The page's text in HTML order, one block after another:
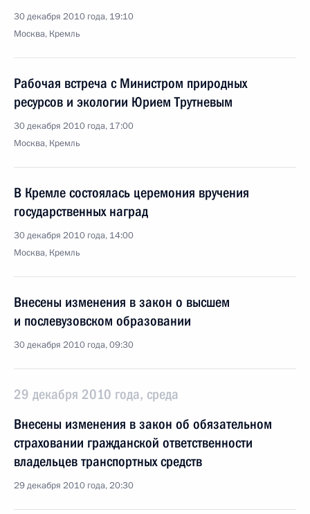
30 декабря 2010 года, 19:10
Москва, Кремль
Рабочая встреча с Министром природных
ресурсов и экологии Юрием Трутневым
30 декабря 2010 года, 17:00
Москва, Кремль
В Кремле состоялась церемония вручения
государственных наград
30 декабря 2010 года, 14:00
Москва, Кремль
Внесены изменения в закон о высшем
и послевузовском образовании
30 декабря 2010 года, 09:30
29 декабря 2010 года, среда
Внесены изменения в закон об обязательном
страховании гражданской ответственности
владельцев транспортных средств
29 декабря 2010 года, 20:30